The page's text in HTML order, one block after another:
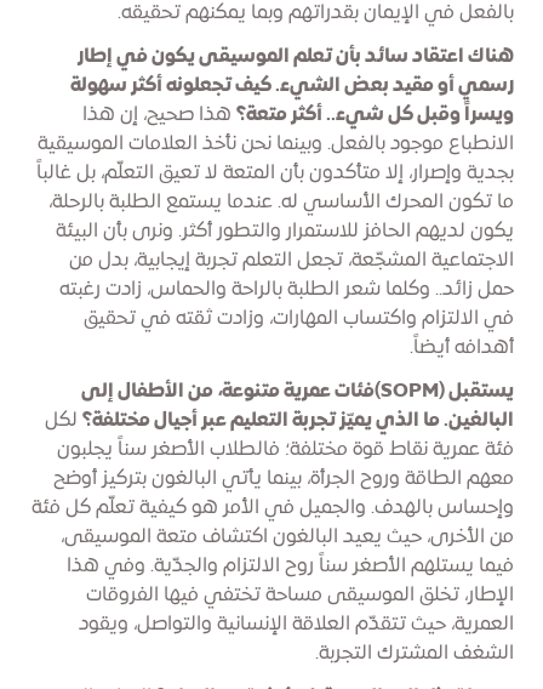
بالفعل في الإيمان بقدراتهم وبما يمكنهم تحقيقه.
هناك اعتقاد سائد بأن تعلم الموسيقى يكون في إطار
رسمي أو مقيد بعض الشيء. كيف تجعلونه أكثر سهولة
ويسراً وقبل كل شيء.. أكثر متعة؟ هذا صحيح، إن هذا
الانطباع موجود بالفعل. وبينما نحن نأخذ العلامات الموسيقية
بجدية وإصرار، إلا متأكدون بأن المتعة لا تعيق التعلّم، بل غالباً
ما تكون المحرك الأساسي له. عندما يستمع الطلبة بالرحلة،
يكون لديهم الحافز للاستمرار والتطور أكثر. ونرى بأن البيئة
الاجتماعية المشجّعة، تجعل التعلم تجربة إيجابية، بدل من
حمل زائد.. وكلما شعر الطلبة بالراحة والحماس، زادت رغبته
في الالتزام واكتساب المهارات، وزادت ثقته في تحقيق
أهدافه أيضاً.
يستقبل (SOPM)فئات عمرية متنوعة، من الأطفال إلى
البالغين. ما الذي يميّز تجربة التعليم عبر أجيال مختلفة؟ لكل
فئة عمرية نقاط قوة مختلفة؛ فالطلاب الأصغر سناً يجلبون
معهم الطاقة وروح الجرأة، بينما يأتي البالغون بتركيز أوضح
وإحساس بالهدف. والجميل في الأمر هو كيفية تعلّم كل فئة
من الأخرى، حيث يعيد البالغون اكتشاف متعة الموسيقى،
فيما يستلهم الأصغر سناً روح الالتزام والجدّية. وفي هذا
الإطار، تخلق الموسيقى مساحة تختفي فيها الفروقات
العمرية، حيث تتقدّم العلاقة الإنسانية والتواصل، ويقود
الشغف المشترك التجربة.